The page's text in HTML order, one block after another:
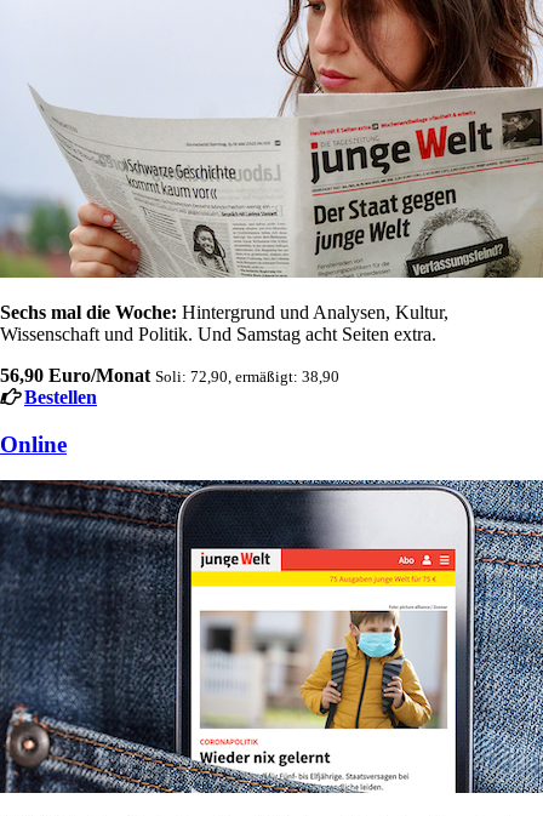
Sechs mal die Woche: Hintergrund und Analysen, Kultur,
Wissenschaft und Politik. Und Samstag acht Seiten extra.
56,90 Euro/Monat Soli: 72,90, ermäßigt: 38,90
Bestellen
Online